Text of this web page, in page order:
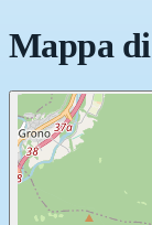
Mappa di